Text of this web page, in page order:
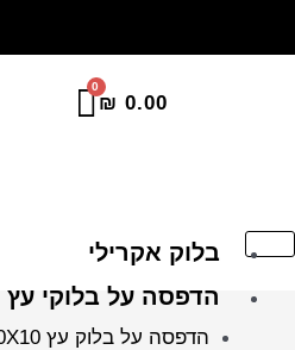
לתוכן
0.00
₪
בלוק אקרילי
הדפסה על בלוקי עץ
הדפסה על בלוק עץ 10X10 ס"מ